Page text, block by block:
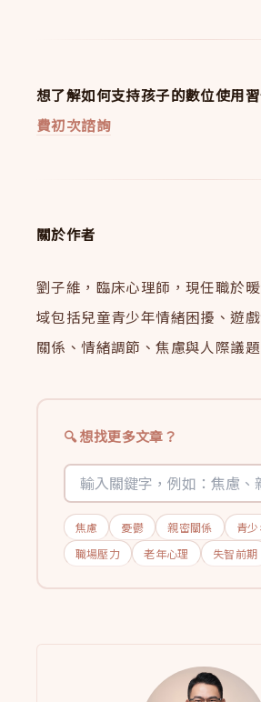
想了解如何支持孩子的數位使用
費初次諮詢
關於作者
劉子維，臨床心理師，現任職於
域包括兒童青少年情緒困擾、遊
關係、情緒調節、焦慮與人際議題
想找更多文章？
焦慮 憂鬱 親密關係
青
職場壓力
老年心理 失智前期